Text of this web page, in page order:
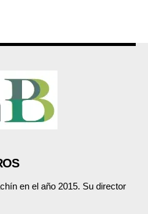
en el año 2015. Su director